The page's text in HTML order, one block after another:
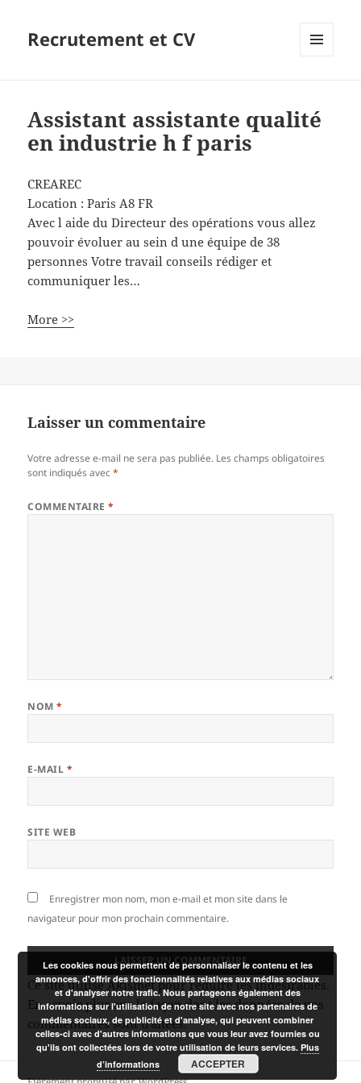
Recrutement et CV
Assistant assistante qualité
en industrie h f paris
CREAREC
Location :Paris A8 FR
Avec l aide du Directeur des opérations vous allez
pouvoir évoluer au sein d une équipe de 38
personnes Votre travail conseils rédiger et
communiquer les…
More >>
Laisser un commentaire
Votre adresse e-mail ne sera pas publiée. Les champs obligatoires
sont indiqués avec*
COMMENTAIRE*
NOM*
E-MAIL *
SITE WEB
Enregistrer mon nom, mon e-mail et mon site dans le
navigateur pour mon prochain commentaire.
Ce site utilise Akismet pour réduire les indésirables.
En savoir plus sur la façon dont les données de vos
commentaires sont traitées.
Les cookies nous permettent de personnaliser le contenu et les
annonces, d'offrir des fonctionnalités relatives aux médias sociaux
et d'analyser notre trafic. Nous partageons également des
informations sur l'utilisation de notre site avec nos partenaires de
médias sociaux, de publicité et d'analyse, qui peuvent combiner
celles-ci avec d'autres informations que vous leur avez fournies ou
qu'ils ont collectées lors de votre utilisation de leurs services. Plus
d’informations
ACCEPTER